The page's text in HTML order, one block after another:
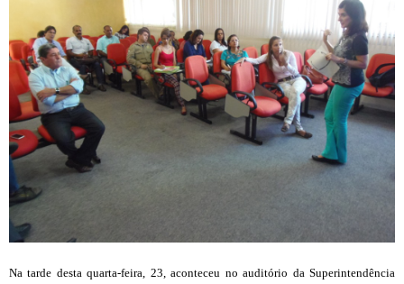
Na tarde desta quarta-feira, 23,aconteceu no auditório da Superintendência